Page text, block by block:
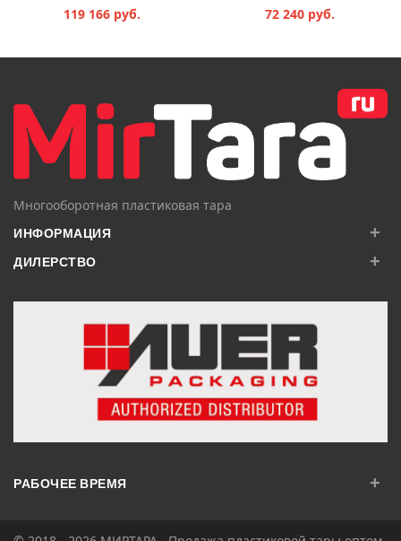
119 166 руб. 72 240 руб.
Многооборотная пластиковая тара
ИНФОРМАЦИЯ +
ДИЛЕРСТВО +
РАБОЧЕЕ ВРЕМЯ +